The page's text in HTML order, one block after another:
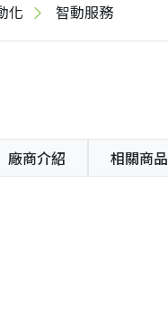
化 智動服務
廠商介紹 相關商品